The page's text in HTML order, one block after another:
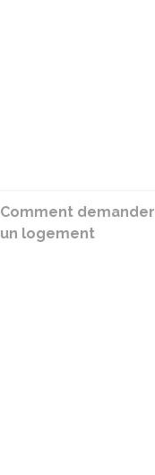
Comment demander
un logement